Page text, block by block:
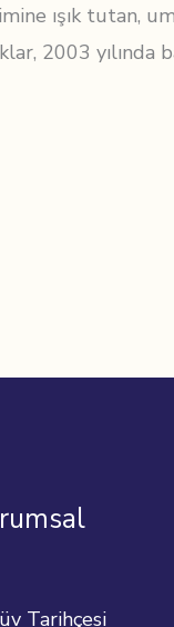
ışık tutan,
2003
Tarihçesi